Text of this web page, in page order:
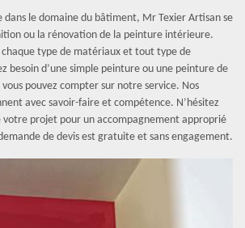
le domaine du bâtiment, Mr Texier Artisan se
ou la rénovation de la peinture intérieure.
chaque type de matériaux et tout type de
besoin d’une simple peinture ou une peinture de
pouvez compter sur notre service. Nos
avec savoir-faire et compétence. N’hésitez
votre projet pour un accompagnement approprié
de devis est gratuite et sans engagement.